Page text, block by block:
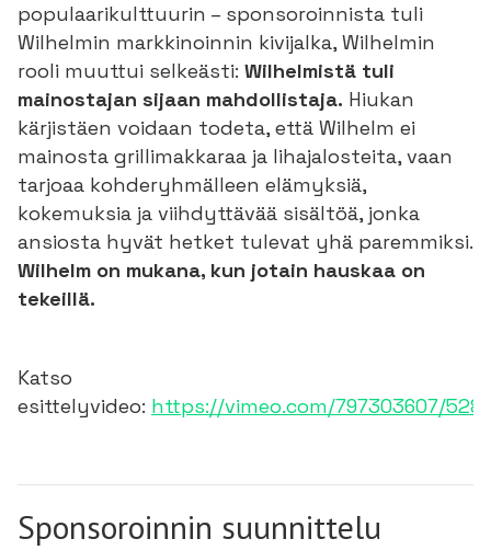
populaarikulttuurin – sponsoroinnista tuli
Wilhelmin markkinoinnin kivijalka, Wilhelmin
rooli muuttui selkeästi: Wilhelmistä tuli
mainostajan sijaan mahdollistaja. Hiukan
kärjistäen voidaan todeta, että Wilhelm ei
mainosta grillimakkaraa ja lihajalosteita, vaan
tarjoaa kohderyhmälleen elämyksiä,
kokemuksia ja viihdyttävää sisältöä, jonka
ansiosta hyvät hetket tulevat yhä paremmiksi.
Wilhelm on mukana, kun jotain hauskaa on
tekeillä.
Katso
esittelyvideo: https://vimeo.com/797303607/
Sponsoroinnin suunnittelu